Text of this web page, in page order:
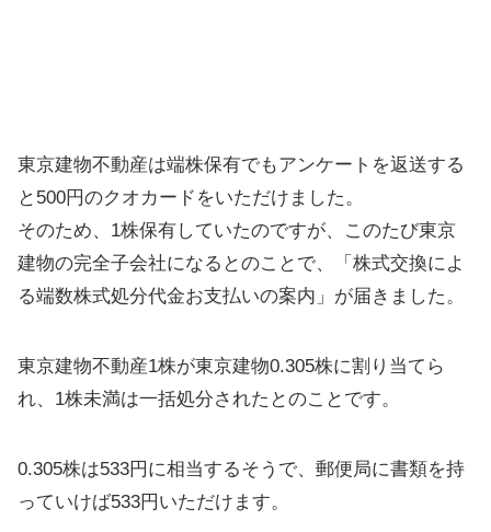
東京建物不動産は端株保有でもアンケートを返送する
と500円のクオカードをいただけました。
そのため、1株保有していたのですが、このたび東京
建物の完全子会社になるとのことで、「株式交換によ
る端数株式処分代金お支払いの案内」が届きました。
東京建物不動産1株が東京建物0.305株に割り当てら
れ、1株未満は一括処分されたとのことです。
0.305株は533円に相当するそうで、郵便局に書類を持
っていけば533円いただけます。